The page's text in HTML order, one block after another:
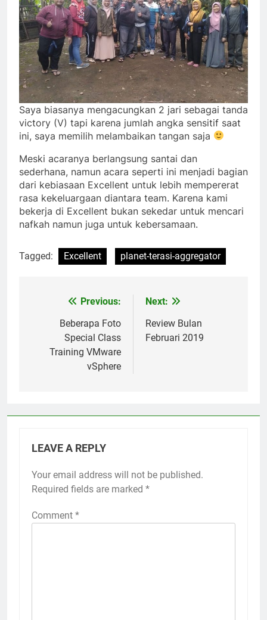
Saya biasanya mengacungkan 2 jari sebagai tanda
victory (V) tapi karena jumlah angka sensitif saat
ini, saya memilih melambaikan tangan saja
Meski acaranya berlangsung santai dan
sederhana, namun acara seperti ini menjadi bagian
dari kebiasaan Excellent untuk lebih mempererat
rasa kekeluargaan diantara team. Karena kami
bekerja di Excellent bukan sekedar untuk mencari
nafkah namun juga untuk kebersamaan.
Tagged: Excellent planet-terasi-aggregator
navigation
Previous:
Beberapa Foto
Special Class
Training VMware
vSphere
Next:
Review Bulan
Februari 2019
LEAVE A REPLY
Your email address will not be published.
Required fields are marked *
Comment *